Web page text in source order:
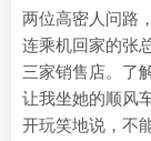
两位高密人问路
连乘机回家的张
三家销售店。了
让我坐她的顺风
开玩笑地说，不